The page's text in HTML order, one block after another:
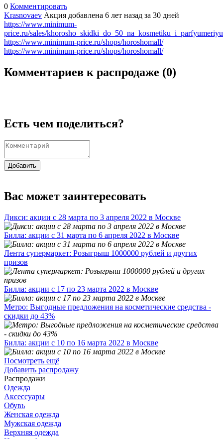
0 Комментировать
Krasnovaev Акция добавлена 6 лет назад за 30 дней
https://www.minimum-
price.ru/sales/
https://www.minimum-price.ru/shops/horoshomall/
https://www.minimum-price.ru/shops/horoshomall/
Комментариев к распродаже (0)
Есть чем поделиться?
Добавить
Вас может заинтересовать
Дикси: акции с 28 марта по 3 апреля 2022 в Москве
Билла: акции с 31 марта по 6 апреля 2022 в Москве
Лента супермаркет: Розыгрыш 1000000 рублей и других
призов
Билла: акции с 17 по 23 марта 2022 в Москве
Метро: Выгодные предложения на косметические средства -
скидки до 43%
Билла: акции с 10 по 16 марта 2022 в Москве
Посмотреть ещё
Добавить распродажу
Распродажи
Одежда
Аксессуары
Обувь
Женская одежда
Мужская одежда
Верхняя одежда